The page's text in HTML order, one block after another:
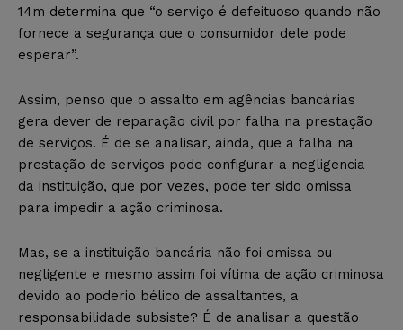
14m determina que “o serviço é defeituoso quando não
fornece a segurança que o consumidor dele pode
esperar”.
Assim, penso que o assalto em agências bancárias
gera dever de reparação civil por falha na prestação
de serviços. É de se analisar, ainda, que a falha na
prestação de serviços pode configurar a negligencia
da instituição, que por vezes, pode ter sido omissa
para impedir a ação criminosa.
Mas, se a instituição bancária não foi omissa ou
negligente e mesmo assim foi vítima de ação criminosa
devido ao poderio bélico de assaltantes, a
responsabilidade subsiste? É de analisar a questão